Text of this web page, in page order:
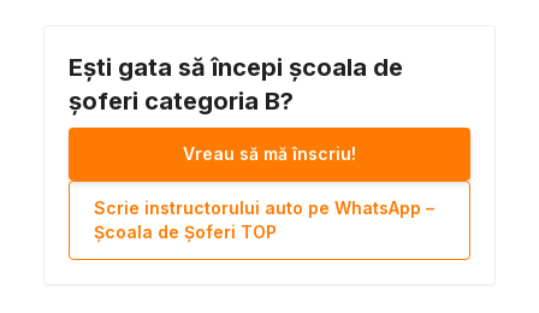
Ești gata să începi școala de
șoferi categoria B?
Vreau să mă înscriu!
Scrie instructorului auto pe WhatsApp –
Școala de Șoferi TOP